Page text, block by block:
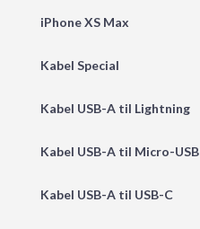
iPhone XS Max
Kabel Special
Kabel USB-A til Lightning
Kabel USB-A til Micro-USB
Kabel USB-A til USB-C